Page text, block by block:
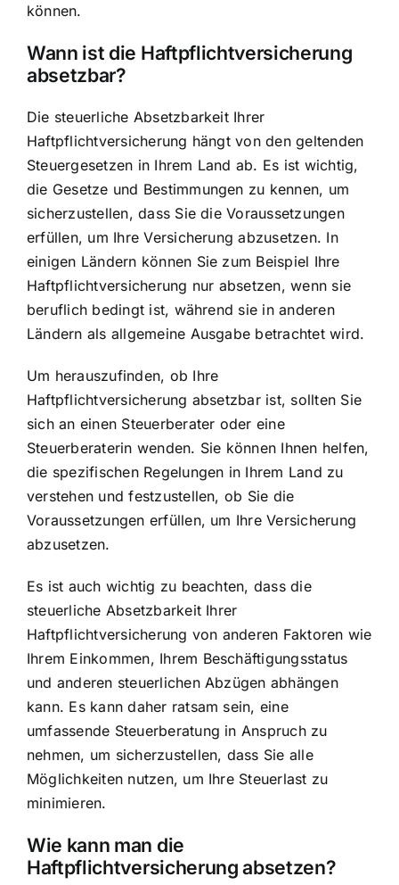
können.
Wann ist die Haftpflichtversicherung
absetzbar?
Die steuerliche Absetzbarkeit Ihrer
Haftpflichtversicherung hängt von den geltenden
Steuergesetzen in Ihrem Land ab. Es ist wichtig,
die Gesetze und Bestimmungen zu kennen, um
sicherzustellen, dass Sie die Voraussetzungen
erfüllen, um Ihre Versicherung abzusetzen. In
einigen Ländern können Sie zum Beispiel Ihre
Haftpflichtversicherung nur absetzen, wenn sie
beruflich bedingt ist, während sie in anderen
Ländern als allgemeine Ausgabe betrachtet wird.
Um herauszufinden, ob Ihre
Haftpflichtversicherung absetzbar ist, sollten Sie
sich an einen Steuerberater oder eine
Steuerberaterin wenden. Sie können Ihnen helfen,
die spezifischen Regelungen in Ihrem Land zu
verstehen und festzustellen, ob Sie die
Voraussetzungen erfüllen, um Ihre Versicherung
abzusetzen.
Es ist auch wichtig zu beachten, dass die
steuerliche Absetzbarkeit Ihrer
Haftpflichtversicherung von anderen Faktoren wie
Ihrem Einkommen, Ihrem Beschäftigungsstatus
und anderen steuerlichen Abzügen abhängen
kann. Es kann daher ratsam sein, eine
umfassende Steuerberatung in Anspruch zu
nehmen, um sicherzustellen, dass Sie alle
Möglichkeiten nutzen, um Ihre Steuerlast zu
minimieren.
Wie kann man die
Haftpflichtversicherung absetzen?